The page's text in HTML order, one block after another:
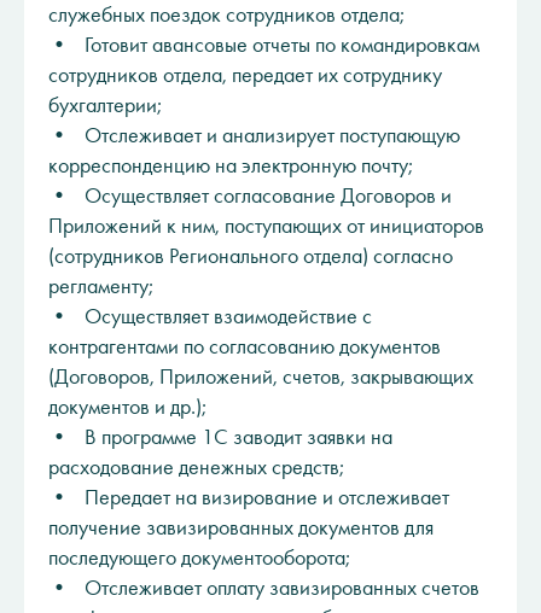
служебных поездок сотрудников отдела;
• Готовит авансовые отчеты по командировкам
сотрудников отдела, передает их сотруднику
бухгалтерии;
• Отслеживает и анализирует поступающую
корреспонденцию на электронную почту;
• Осуществляет согласование Договоров и
Приложений к ним, поступающих от инициаторов
(сотрудников Регионального отдела) согласно
регламенту;
• Осуществляет взаимодействие с
контрагентами по согласованию документов
(Договоров, Приложений, счетов, закрывающих
документов и др.);
• В программе 1С заводит заявки на
расходование денежных средств;
• Передает на визирование и отслеживает
получение завизированных документов для
последующего документооборота;
• Отслеживает оплату завизированных счетов